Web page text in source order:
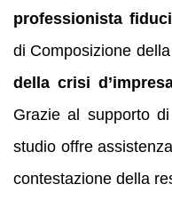
professionista
di Composizione
della crisi
Grazie al supporto
studio offre
contestazione della